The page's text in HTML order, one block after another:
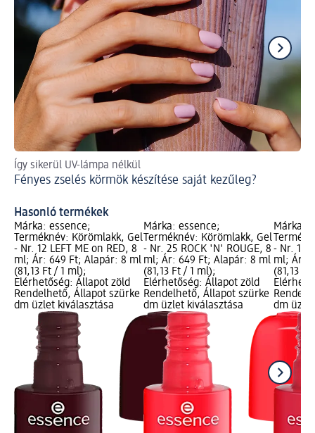
Így sikerül UV-lámpa nélkül
Fényes zselés körmök készítése saját kezűleg?
Hasonló termékek
Márka: essence;
Terméknév: Körömlakk, Gel
- Nr. 12 LEFT ME on RED, 8
ml; Ár: 649 Ft; Alapár: 8 ml
(81,13 Ft / 1 ml);
Elérhetőség: Állapot zöld
Rendelhető, Állapot szürke
dm üzlet kiválasztása
Márka: essence;
Terméknév: Körömlakk, Gel
- Nr. 25 ROCK 'N' ROUGE, 8
ml; Ár: 649 Ft; Alapár: 8 ml
(81,13 Ft / 1 ml);
Elérhetőség: Állapot zöld
Rendelhető, Állapot szürke
dm üzlet kiválasztása
Márka:
- Nr. 16
ml; Ár:
(81,13
dm